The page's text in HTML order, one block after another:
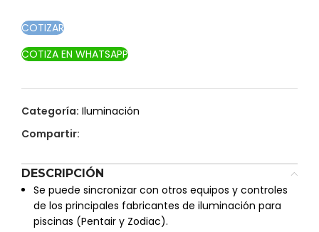
COTIZAR
COTIZA EN WHATSAPP
Categoría: Iluminación
Compartir:
DESCRIPCIÓN
Se puede sincronizar con otros equipos y controles
de los principales fabricantes de iluminación para
piscinas (Pentair y Zodiac).